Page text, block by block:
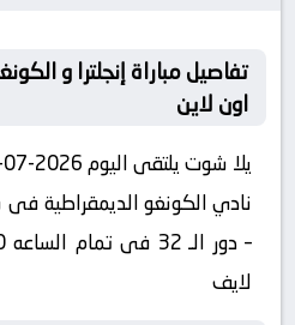
تفاصيل مباراة إنجلترا و
اون لاين
نادي الكونغو الديمقراطية
لايف